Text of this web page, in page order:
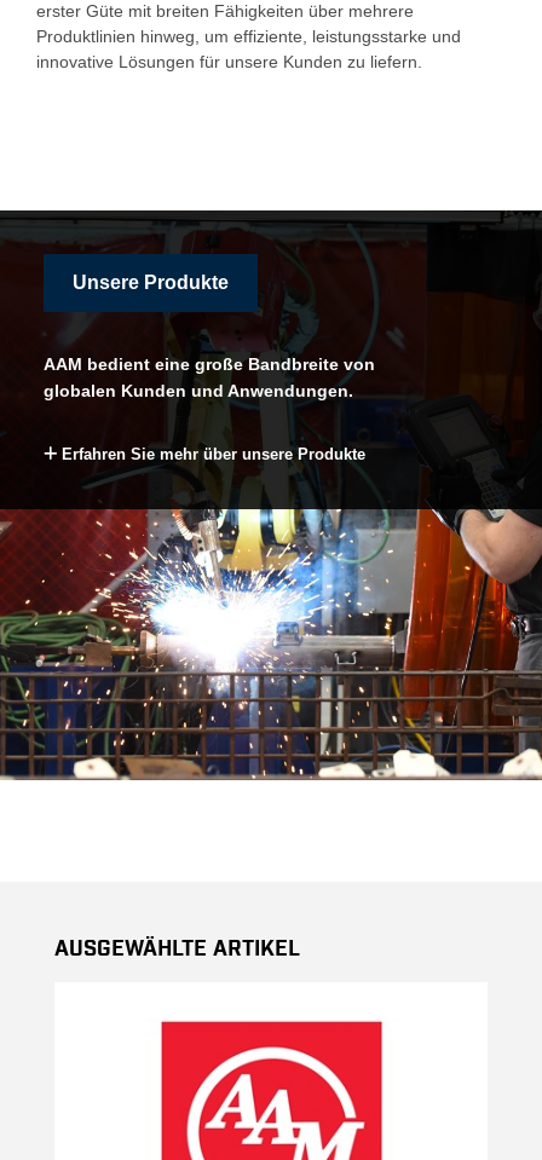
erster Güte mit breiten Fähigkeiten über mehrere
Produktlinien hinweg, um effiziente, leistungsstarke und
innovative Lösungen für unsere Kunden zu liefern.
Unsere Produkte
AAM bedient eine große Bandbreite von
globalen Kunden und Anwendungen.
Erfahren Sie mehr über unsere Produkte
Ausgewählte Artikel